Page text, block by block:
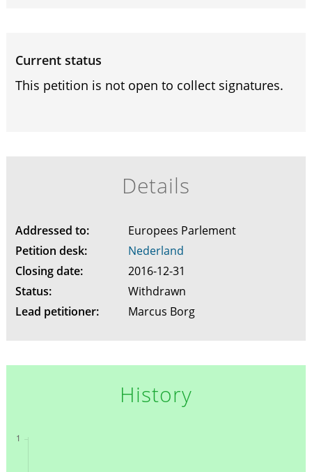
Current status
This petition is not open to collect signatures.
Details
Addressed to:
Europees Parlement
Petition desk:
Nederland
Closing date:
2016-12-31
Status:
Withdrawn
Lead petitioner:
Marcus Borg
History